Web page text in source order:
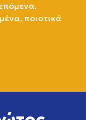
ποιοτικά